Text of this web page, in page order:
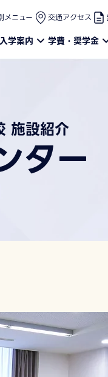
メニュー 交通アクセス
入学案内 学費・奨学金
施設紹介
ター